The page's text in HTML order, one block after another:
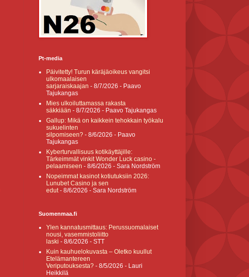
Pt-media
Päivitetty! Turun käräjäoikeus vangitsi
ulkomaalaisen
sarjaraiskaajan - 8/7/2026 - Paavo
Tajukangas
Mies ulkoiluttamassa rakasta
säkkiään - 8/7/2026 - Paavo Tajukangas
Gallup: Mikä on kaikkein tehokkain työkalu
sukuelinten
silpomiseen? - 8/6/2026 - Paavo
Tajukangas
Kyberturvallisuus kotikäyttäjille:
Tärkeimmät vinkit Wonder Luck casino -
pelaamiseen - 8/6/2026 - Sara Nordström
Nopeimmat kasinot kotiutuksiin 2026:
Lunubet Casino ja sen
edut- 8/6/2026 - Sara Nordström
Suomenmaa.fi
Ylen kannatusmittaus: Perussuomalaiset
nousi, vasemmistoliitto
laski - 8/6/2026 - STT
Kuin kauhuelokuvasta – Oletko kuullut
Etelämantereen
Veriputouksesta? - 8/5/2026 - Lauri
Heikkilä